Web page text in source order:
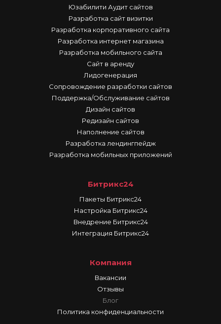
Юзабилити Аудит сайтов
Разработка сайт визитки
Разработка корпоративного сайта
Разработка интернет магазина
Разработка мобильного сайта
Сайт в аренду
Лидогенерация
Сопровождение разработки сайтов
Поддержка/Обслуживание сайтов
Дизайн сайтов
Редизайн сайтов
Наполнение сайтов
Разработка лендингпейдж
Разработка мобильных приложений
Битрикс24
Пакеты Битрикс24
Настройка Битрикс24
Внедрение Битрикс24
Интеграция Битрикс24
Компания
Вакансии
Отзывы
Блог
Политика конфиденциальности